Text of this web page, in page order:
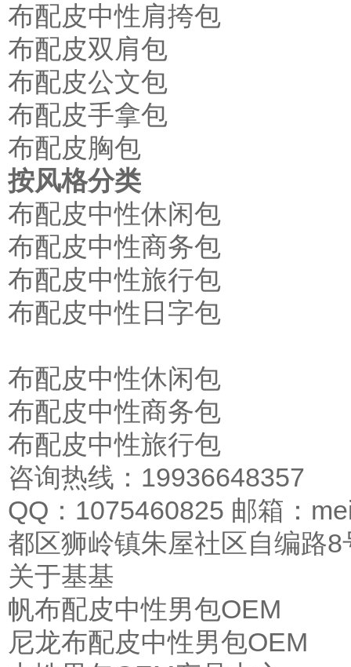
布配皮中性肩挎包
布配皮双肩包
布配皮公文包
布配皮手拿包
布配皮胸包
按风格分类
布配皮中性休闲包
布配皮中性商务包
布配皮中性旅行包
布配皮中性日字包
布配皮中性休闲包
布配皮中性商务包
布配皮中性旅行包
咨询热线：19936648357
QQ：1075460825 邮箱：
都区狮岭镇朱屋社区自编路8
关于基基
帆布配皮中性男包OEM
尼龙布配皮中性男包OEM